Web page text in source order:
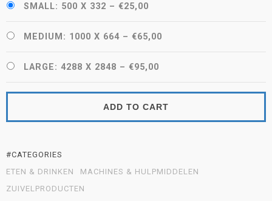
SMALL: 500 X 332 – €25,00
MEDIUM: 1000 X 664 – €65,00
LARGE: 4288 X 2848 – €95,00
ADD TO CART
#CATEGORIES
ETEN & DRINKEN
MACHINES & HULPMIDDELEN
ZUIVELPRODUCTEN